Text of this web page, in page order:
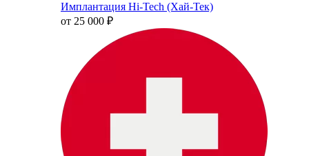
Имплантация Hi-Tech (Хай-Тек)
от 25 000 ₽